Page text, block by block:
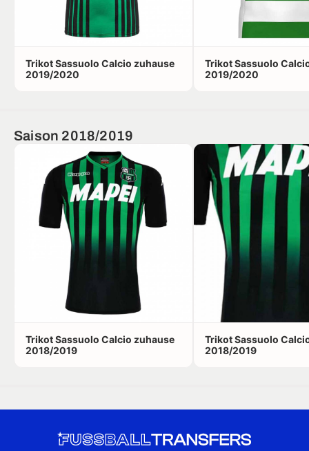
Trikot Sassuolo Calcio zuhause
2019/2020
Trikot Sassuolo
2019/2020
Saison 2018/2019
Trikot Sassuolo Calcio zuhause
2018/2019
Trikot Sassuolo
2018/2019